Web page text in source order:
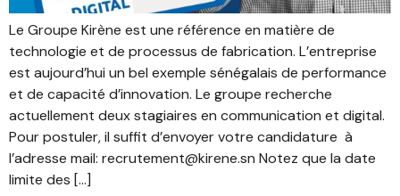
Le Groupe Kirène est une référence en matière de
technologie et de processus de fabrication. L’entreprise
est aujourd’hui un bel exemple sénégalais de performance
et de capacité d’innovation. Le groupe recherche
actuellement deux stagiaires en communication et digital.
Pour postuler, il suffit d’envoyer votre candidature à
l’adresse mail: recrutement@kirene.sn Notez que la date
limite des […]